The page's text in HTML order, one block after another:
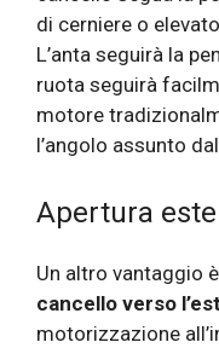
di cerniere o
L’anta seguirà la
ruota seguirà
motore
l’angolo assunto
Apertura
Un altro vantaggio
cancello verso
motorizzazione